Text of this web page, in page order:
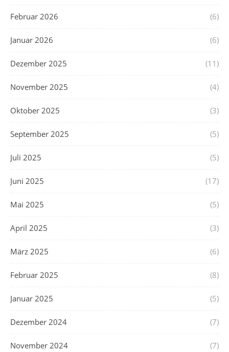
Februar 2026 (6)
Januar 2026 (6)
Dezember 2025 (11)
November 2025 (4)
Oktober 2025 (3)
September 2025 (5)
Juli 2025 (5)
Juni 2025 (17)
Mai 2025 (5)
April 2025 (3)
März 2025 (6)
Februar 2025 (8)
Januar 2025 (5)
Dezember 2024 (7)
November 2024 (7)